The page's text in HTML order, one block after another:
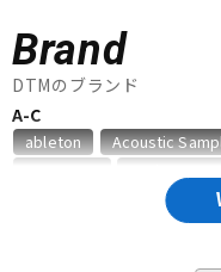
管楽器
アンプ
Brand
DTMのブランド
A-C
ableton Acoustic
Artiphon
audio-